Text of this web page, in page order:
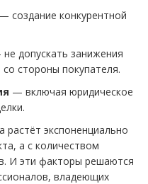
— создание конкурентной
допускать занижения
стороны покупателя.
— включая юридическое
растёт экспоненциально
а с количеством
И эти факторы решаются
владеющих